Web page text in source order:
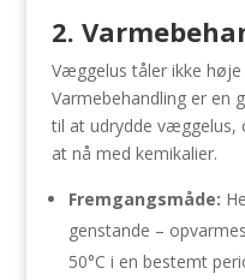
2.
Væggelus tåler ikke
Varmebehandling er en
til at udrydde væggelus,
at nå med kemikalier.
Fremgangsmåde:
genstande –
50°C i en bestemt